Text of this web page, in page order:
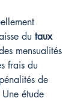
du taux
mensualités
frais du
de
étude